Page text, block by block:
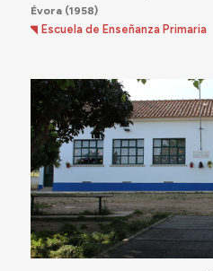
Évora(1958)
Escuela de Enseñanza Primaria